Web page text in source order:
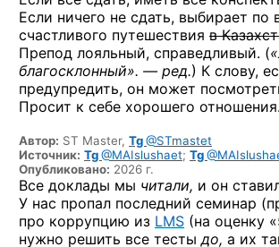
Если ничего не сдать, выбирает по
счастливого путешествия в
Препод лояльный, справедливый. (
благосклонный». — ред.) К слову,
предупредить, он может
Просит к себе хорошего
Автор: ST Master, Tg@STmastet
Источник: Tg@MAIslushaet; Tg
Опубликовано: 2026 г.
Все доклады мы читали, и он
У нас пропал последний семинар
про коррупцию из LMS (на оценку
нужно решить все тестыдо, а их